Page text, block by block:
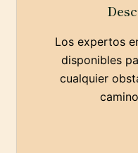
Los expertos
disponibles
cualquier